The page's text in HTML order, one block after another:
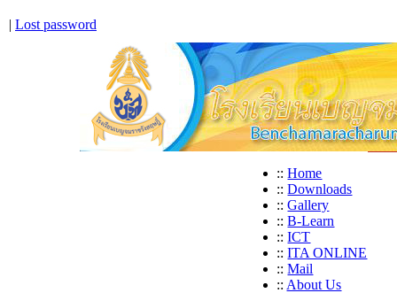
| Lost password
:: Home
:: Downloads
:: Gallery
:: B-Learn
:: ICT
:: ITA ONLINE
:: Mail
:: About Us